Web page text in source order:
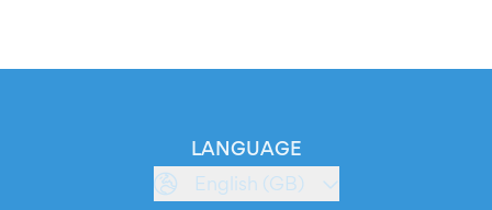
LANGUAGE
English (GB)